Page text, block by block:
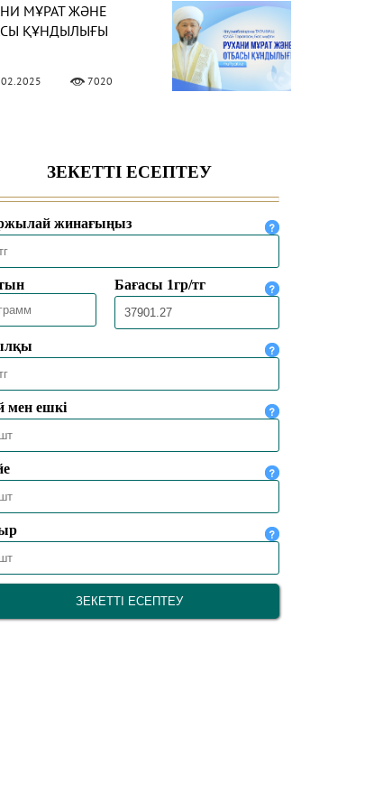
МҰРАТ ЖӘНЕ
ҚҰНДЫЛЫҒЫ
7020
6515
ТӘРБИЕ –
ҮЙДІҢ ІРГЕТАСЫ